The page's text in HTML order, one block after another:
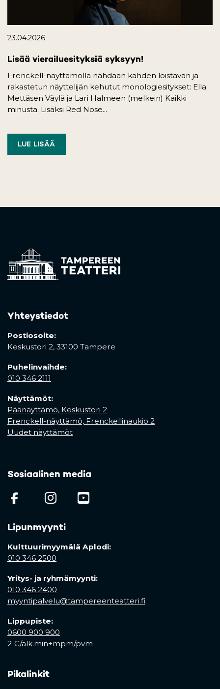
23.04.2026
Lisää vierailuesityksiä syksyyn!
Frenckell-näyttämöllä nähdään kahden loistavan ja
rakastetun näyttelijän kehutut monologiesitykset: Ella
Mettäsen Väylä ja Lari Halmeen (melkein) Kaikki
minusta. Lisäksi Red Nose...
LUE LISÄÄ
Yhteystiedot
Postiosoite:
Keskustori 2, 33100 Tampere
Puhelinvaihde:
010 346 2111
Näyttämöt:
Päänäyttämö, Keskustori 2
Frenckell-näyttämö, Frenckellinaukio 2
Uudet näyttämöt
Sosiaalinen media
(opens in a new tab)
(opens in a new tab)
Lipunmyynti
Kulttuurimyymälä Aplodi:
010 346 2500
Yritys- ja ryhmämyynti:
010 346 2400
myyntipalvelu@tampereenteatteri.fi
Lippupiste:
0600 900 900
2 €/alk.min+mpm/pvm
Pikalinkit